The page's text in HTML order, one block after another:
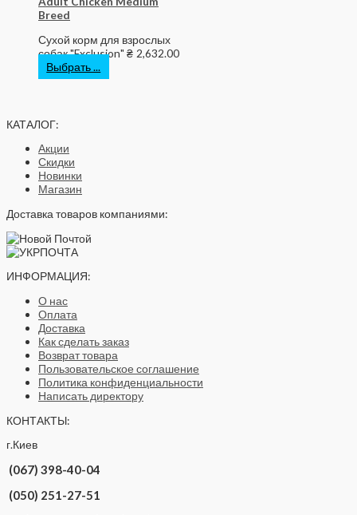
Breed
Сухой корм для взрослых
собак "Exclusion" ₴ 2,632.00
Выбрать ...
КАТАЛОГ:
Акции
Скидки
Новинки
Магазин
Доставка товаров компаниями:
ИНФОРМАЦИЯ:
О нас
Оплата
Доставка
Как сделать заказ
Возврат товара
Пользовательское соглашение
Политика конфиденциальности
Написать директору
КОНТАКТЫ:
г.Киев
(067) 398-40-04
(050) 251-27-51